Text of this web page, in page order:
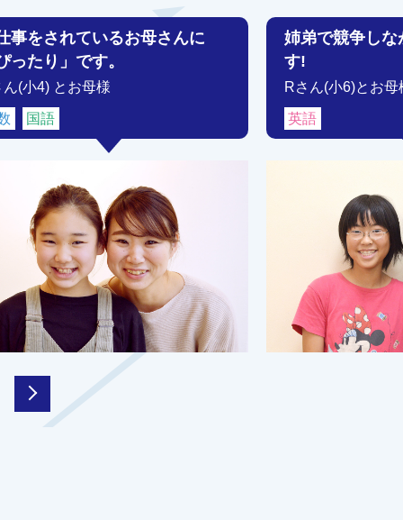
事をされているお母さんに
ったり」です。
ん(小4) とお母様
国語
姉弟で競争し
す!
Rさん(小6)とお母
英語